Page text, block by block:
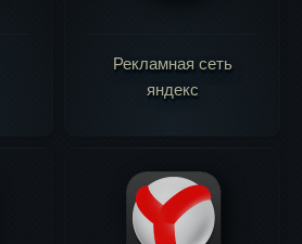
Рекламная сеть
яндекс